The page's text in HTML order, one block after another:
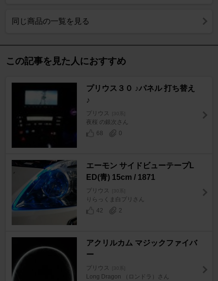
同じ商品の一覧を見る
この記事を見た人におすすめ
プリウス３０ ♪パネル 打ち替え
♪
プリウス [30系]
夜桜 の銀次さん
68
0
エーモン サイドビューテープL
ED(青) 15cm / 1871
プリウス [30系]
りらっくま白プリさん
42
2
アクリルカム マジックファイバ
ー
プリウス [30系]
Long Dragon （ロンドラ）さん